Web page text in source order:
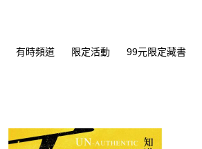
有時頻道 限定活動 99元限定藏書